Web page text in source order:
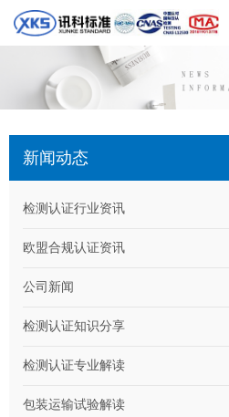
新闻动态
检测认证行业资讯
欧盟合规认证资讯
公司新闻
检测认证知识分享
检测认证专业解读
包装运输试验解读